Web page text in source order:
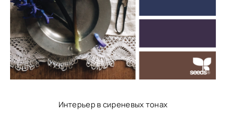
Интерьер в сиреневых тонах